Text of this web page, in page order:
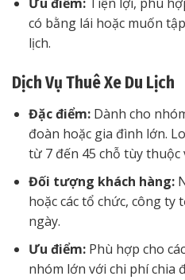
có bằng lái hoặc muốn
lịch.
Dịch Vụ Thuê Xe Du Lịch
Đặc điểm:Dành cho
đoàn hoặc gia đình lớn.
từ 7 đến 45 chỗ tùy thuộc
Đối tượng khách hàng:
hoặc các tổ chức, công ty
ngày.
Ưu điểm:Phù hợp cho
nhóm lớn với chi phí chia